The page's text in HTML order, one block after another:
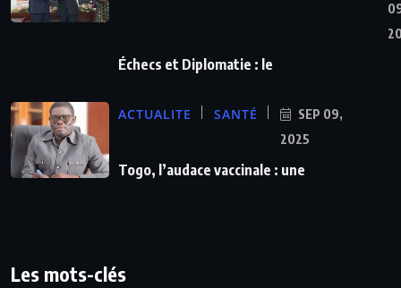
Échecs et Diplomatie : le
ACTUALITE SANTÉ
SEP 09,
2025
Togo, l’audace vaccinale : une
Les mots-clés